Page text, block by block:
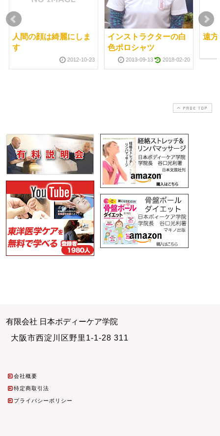
人間の顔は綺麗にしま
す
2012-10-23
インストラクターの白
色ポロシャツ
2013-09-13 2018-02-20
遠
PAGE TOP
有限会社 日本ボディーケア学院
大阪市西淀川区野里1-1-28 311
会社概要
特定商取引法
プライバシーポリシー